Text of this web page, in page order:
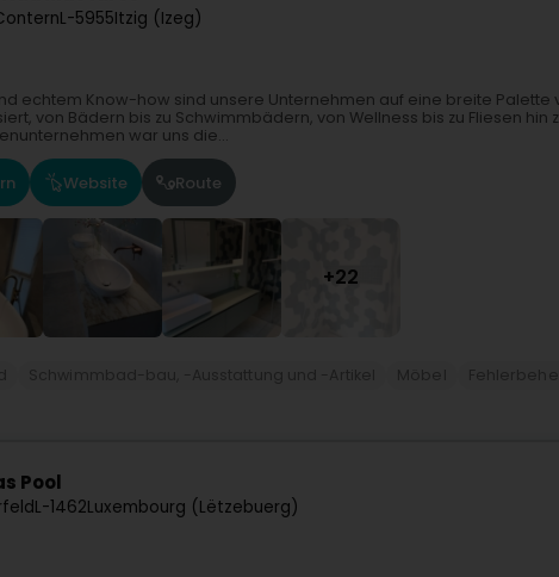
L-5955Itzig (Izeg)
echtem Know-how sind unsere Unternehmen auf eine breite Palette
von Bädern bis zu Schwimmbädern, von Wellness bis zu Fliesen hin
war uns die...
Website Route
+22
Pool
L-1462Luxembourg (Lëtzebuerg)